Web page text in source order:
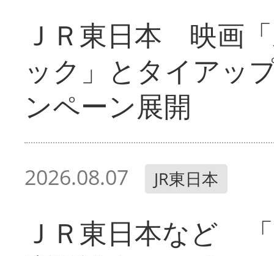
ＪＲ東日本 映画
ック」とタイアッ
ンペーン展開
2026.08.07 JR東日本
ＪＲ東日本など